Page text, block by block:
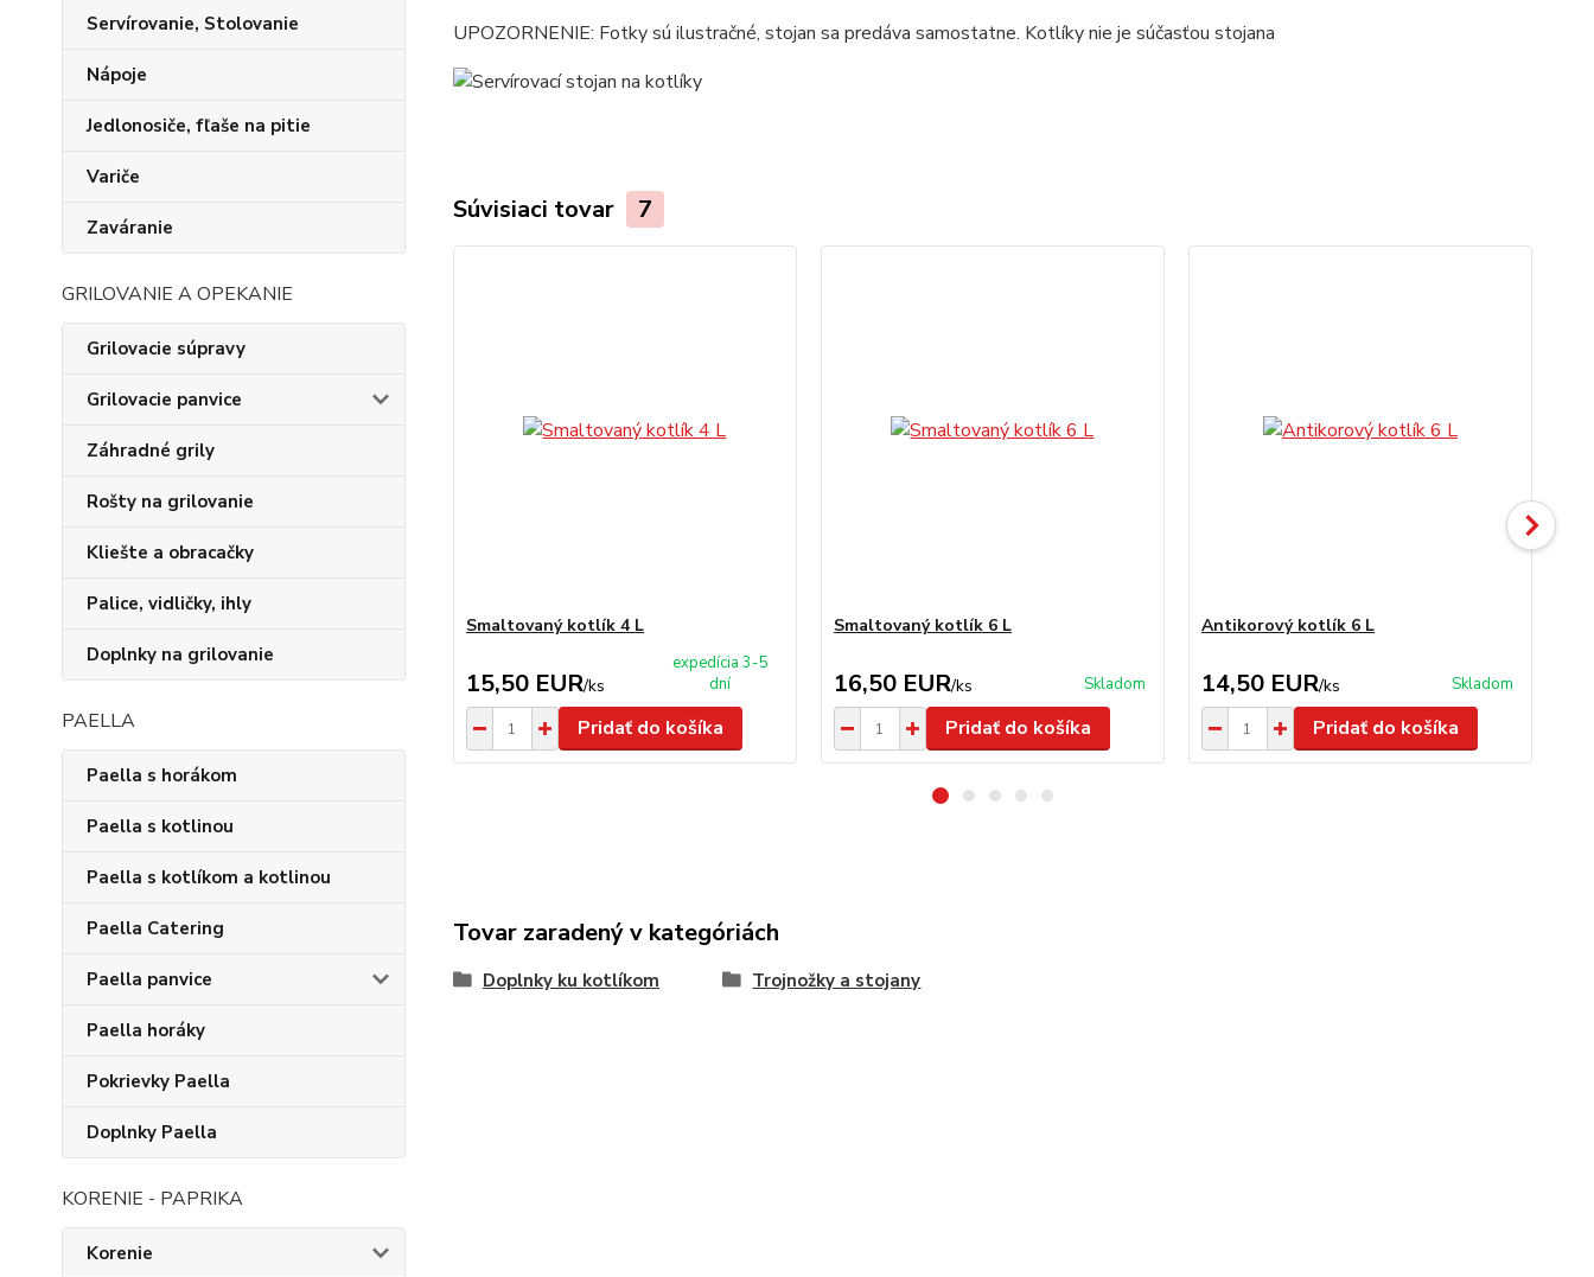
Servírovanie, Stolovanie
Nápoje
Jedlonosiče, fľaše na pitie
Variče
Zaváranie
GRILOVANIE A OPEKANIE
Grilovacie súpravy
Grilovacie panvice
Záhradné grily
Rošty na grilovanie
Kliešte a obracačky
Palice, vidličky, ihly
Doplnky na grilovanie
PAELLA
Paella s horákom
Paella s kotlinou
Paella s kotlíkom a kotlinou
Paella Catering
Paella panvice
Paella horáky
Pokrievky Paella
Doplnky Paella
KORENIE - PAPRIKA
Korenie
UPOZORNENIE: Fotky sú ilustračné, stojan sa predáva samostatne. Kotlíky nie je súčasťou stojana
Súvisiaci tovar 7
Smaltovaný kotlík 4 L
15,50 EUR/ks
expedícia 3-5
dní
Pridať do košíka
Smaltovaný kotlík 6 L
16,50 EUR/ks Skladom
Pridať do košíka
Antikorový kotlík 6 L
14,50 EUR/ks Skladom
Pridať do košíka
Tovar zaradený v kategóriách
Doplnky ku kotlíkom Trojnožky a stojany